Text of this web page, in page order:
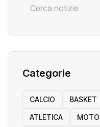
Categorie
CALCIO BASKET
ATLETICA